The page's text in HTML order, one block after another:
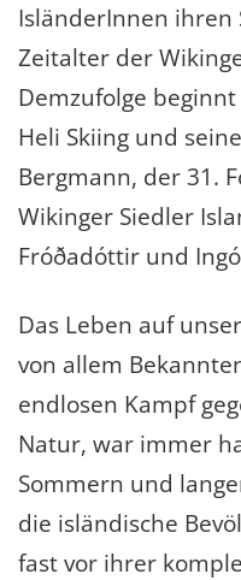
IsländerInnen ihren
Zeitalter der
Demzufolge
Heli Skiing und
Bergmann, der 31.
Wikinger Siedler
Fróðadóttir und
Das Leben auf
von allem
endlosen Kampf
Natur, war immer
Sommern und
die isländische
fast vor ihrer